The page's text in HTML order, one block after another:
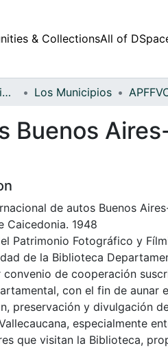
& CollectionsAll of
Fondo Archivo del Patrimonio Fotográfico y Fílmico del Valle del Cauca Los Municipios
Buenos
de autos Buenos
Caicedonia. 1948
Patrimonio Fotográfico y
de la Biblioteca
convenio de cooperación
con el fin de aunar
preservación y divulgación
especialmente
que visitan la Biblioteca,